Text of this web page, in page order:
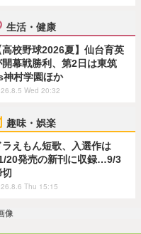
生活・健康
高校野球2026夏】仙台育英
開幕戦勝利、第2日は東筑
神村学園ほか
Wed 20:32
趣味・娯楽
ラえもん短歌、入選作は
20発売の新刊に収録…9/3
切
Thu 15:15
像